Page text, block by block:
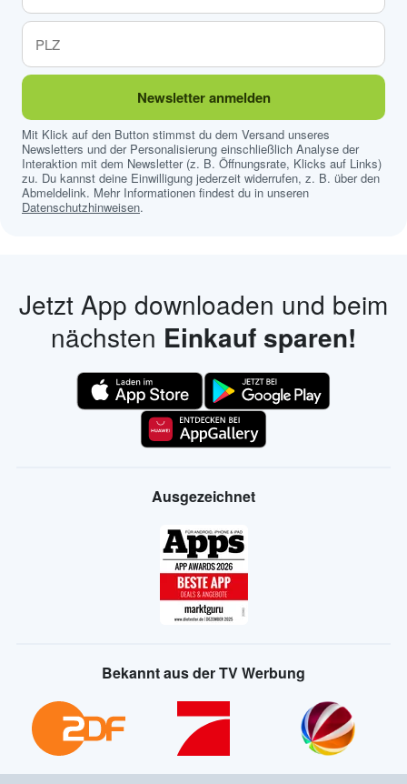
Newsletter anmelden
Mit Klick auf den Button stimmst du dem Versand unseres
Newsletters und der Personalisierung einschließlich Analyse der
Interaktion mit dem Newsletter (z. B. Öffnungsrate, Klicks auf Links)
zu. Du kannst deine Einwilligung jederzeit widerrufen, z. B. über den
Abmeldelink. Mehr Informationen findest du in unseren
Datenschutzhinweisen.
Jetzt App downloaden und beim
nächsten Einkauf sparen!
Ausgezeichnet
Bekannt aus der TV Werbung